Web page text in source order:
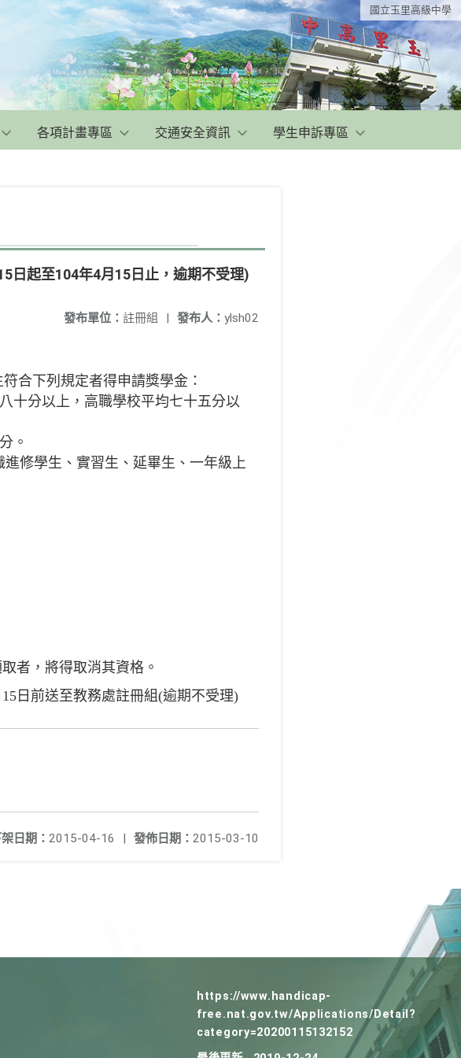
國立玉里高級中學
各項計畫專區 交通安全資訊 學生申訴專區
日起至104年4月15日止，逾期不受理)
發布人： ylsh02
發布單位： 註冊組 |
合下列規定者得申請獎學金：
十分以上，高職學校平均七十五分以
。
修學生、實習生、延畢生、一年級上
者，將得取消其資格。
日前送至教務處註冊組(逾期不受理)
發佈日期： 2015-03-10
日期： 2015-04-16 |
https://www.handicap-
free.nat.gov.tw/Applications/Detail?
category=20200115132152